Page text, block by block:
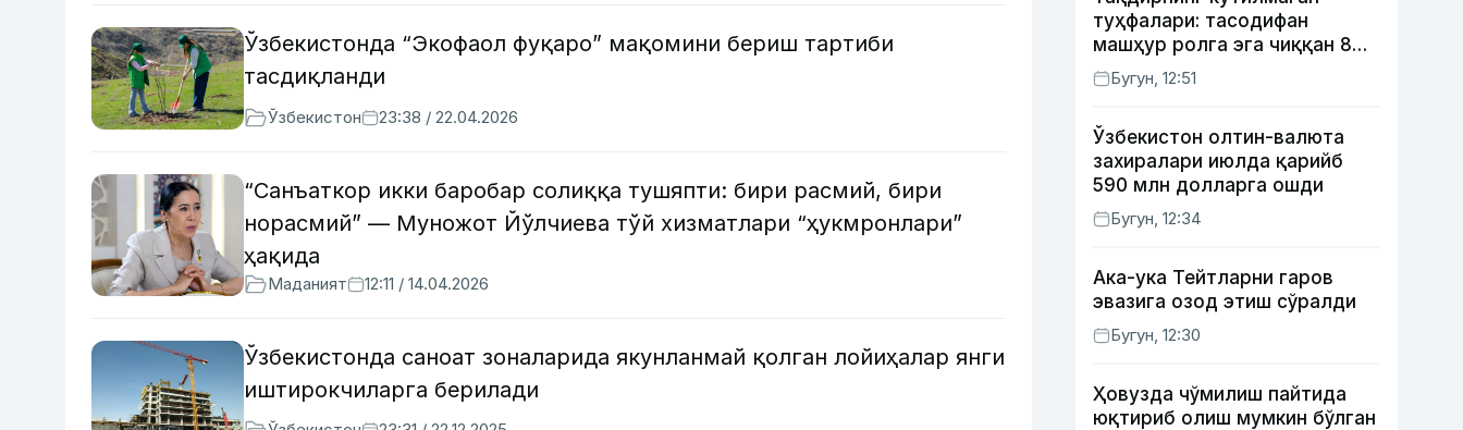
Ўзбекистонда “Экофаол фуқаро” мақомини бериш тартиби
тасдиқланди
Ўзбекистон 23:38 / 22.04.2026
“Санъаткор икки баробар солиққа тушяпти: бири расмий, бири
норасмий” — Муножот Йўлчиева тўй хизматлари “ҳукмронлари”
ҳақида
Маданият 12:11 / 14.04.2026
Ўзбекистонда саноат зоналарида якунланмай қолган лойиҳалар янги
иштирокчиларга берилади
туҳфалари: тасодифан
машҳур ролга эга чиққан 8
актёр
Бугун, 12:51
Ўзбекистон олтин-валюта
захиралари июлда қарийб
590 млн долларга ошди
Бугун, 12:34
Ака-ука Тейтларни гаров
эвазига озод этиш сўралди
Бугун, 12:30
Ҳовузда чўмилиш пайтида
юқтириб олиш мумкин бўлган